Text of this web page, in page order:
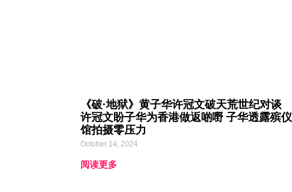
《破·地狱》黄子华许冠文破天荒世纪对谈
许冠文盼子华为香港做返啲嘢 子华透露殡仪
馆拍摄零压力
October 14, 2024
阅读更多